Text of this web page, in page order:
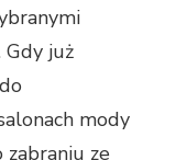
Gdy już
mody
zabraniu ze